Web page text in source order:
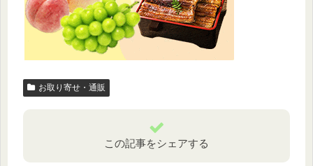
お取り寄せ・通販
この記事をシェアする